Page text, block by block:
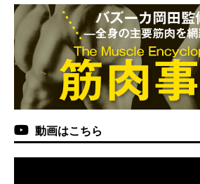
動画はこちら